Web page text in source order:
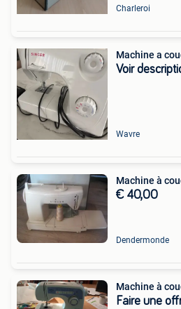
Charleroi
Machine a
Voir
Wavre
Machine à
€ 40,00
Dendermonde
Machine à
Faire une